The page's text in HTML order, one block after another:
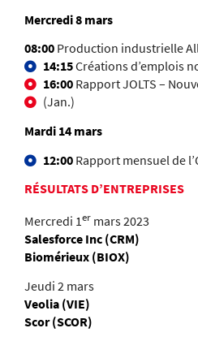
Mercredi 8 mars
08:00 Production industrielle
14:15Créations d’emplois
16:00 Rapport JOLTS –
(Jan.)
Mardi 14 mars
12:00 Rapport mensuel de
RÉSULTATS D’ENTREPRISES
Mercredi 1er mars 2023
Salesforce Inc (CRM)
Biomérieux (BIOX)
Jeudi 2 mars
Veolia (VIE)
Scor (SCOR)